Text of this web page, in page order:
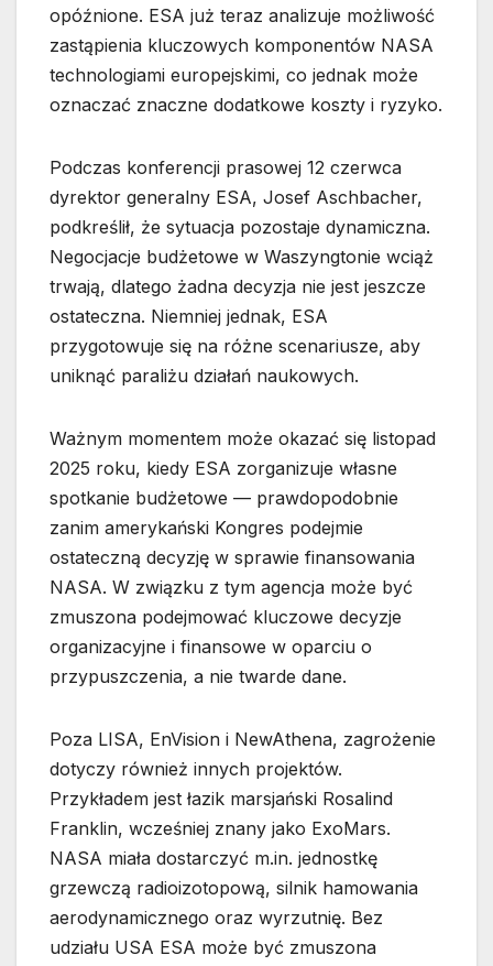
opóźnione. ESA już teraz analizuje możliwość
zastąpienia kluczowych komponentów NASA
technologiami europejskimi, co jednak może
oznaczać znaczne dodatkowe koszty i ryzyko.
Podczas konferencji prasowej 12 czerwca
dyrektor generalny ESA, Josef Aschbacher,
podkreślił, że sytuacja pozostaje dynamiczna.
Negocjacje budżetowe w Waszyngtonie wciąż
trwają, dlatego żadna decyzja nie jest jeszcze
ostateczna. Niemniej jednak, ESA
przygotowuje się na różne scenariusze, aby
uniknąć paraliżu działań naukowych.
Ważnym momentem może okazać się listopad
2025 roku, kiedy ESA zorganizuje własne
spotkanie budżetowe — prawdopodobnie
zanim amerykański Kongres podejmie
ostateczną decyzję w sprawie finansowania
NASA. W związku z tym agencja może być
zmuszona podejmować kluczowe decyzje
organizacyjne i finansowe w oparciu o
przypuszczenia, a nie twarde dane.
Poza LISA, EnVision i NewAthena, zagrożenie
dotyczy również innych projektów.
Przykładem jest łazik marsjański Rosalind
Franklin, wcześniej znany jako ExoMars.
NASA miała dostarczyć m.in. jednostkę
grzewczą radioizotopową, silnik hamowania
aerodynamicznego oraz wyrzutnię. Bez
udziału USA ESA może być zmuszona